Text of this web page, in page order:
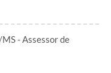
- Assessor de